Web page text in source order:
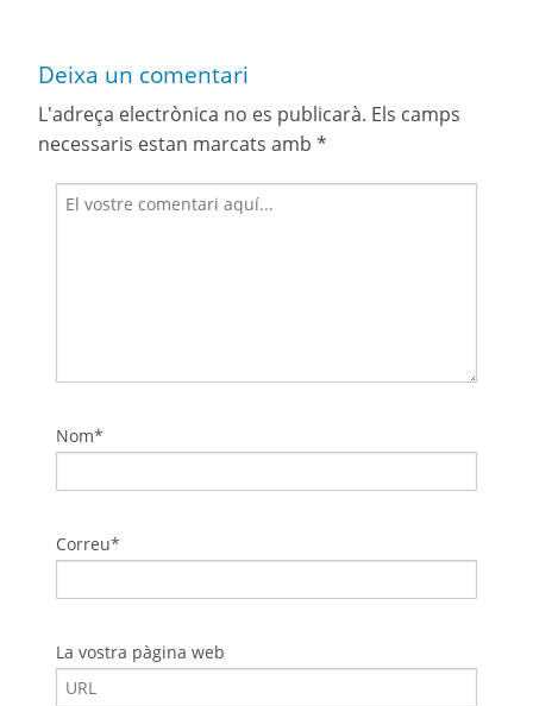
Deixa un comentari
L'adreça electrònica no es publicarà. Els camps
necessaris estan marcats amb *
Nom*
Correu*
La vostra pàgina web